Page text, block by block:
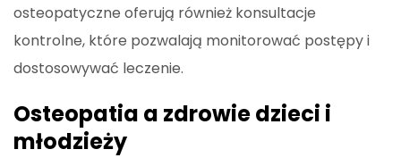
osteopatyczne oferują również konsultacje
kontrolne, które pozwalają monitorować postępy i
dostosowywać leczenie.
Osteopatia a zdrowie dzieci i
młodzieży